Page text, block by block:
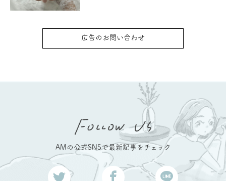
広告のお問い合わせ
AMの公式SNSで最新記事をチェック